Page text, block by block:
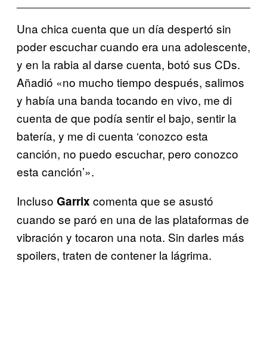
Una chica cuenta que un día despertó sin
poder escuchar cuando era una adolescente,
y en la rabia al darse cuenta, botó sus CDs.
Añadió «no mucho tiempo después, salimos
y había una banda tocando en vivo, me di
cuenta de que podía sentir el bajo, sentir la
batería, y me di cuenta ‘conozco esta
canción, no puedo escuchar, pero conozco
esta canción’».
Incluso Garrix comenta que se asustó
cuando se paró en una de las plataformas de
vibración y tocaron una nota. Sin darles más
spoilers, traten de contener la lágrima.